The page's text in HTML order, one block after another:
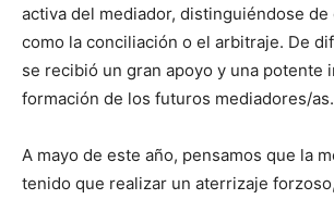
activa del mediador, distinguiéndose
como la conciliación o el arbitraje. De
se recibió un gran apoyo y una potente
formación de los futuros mediadores/as.
A mayo de este año, pensamos que la
tenido que realizar un aterrizaje